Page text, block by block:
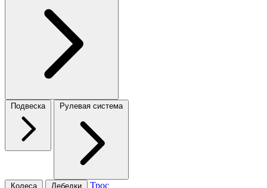
Подвеска Рулевая система
Колеса Лебедки Трос